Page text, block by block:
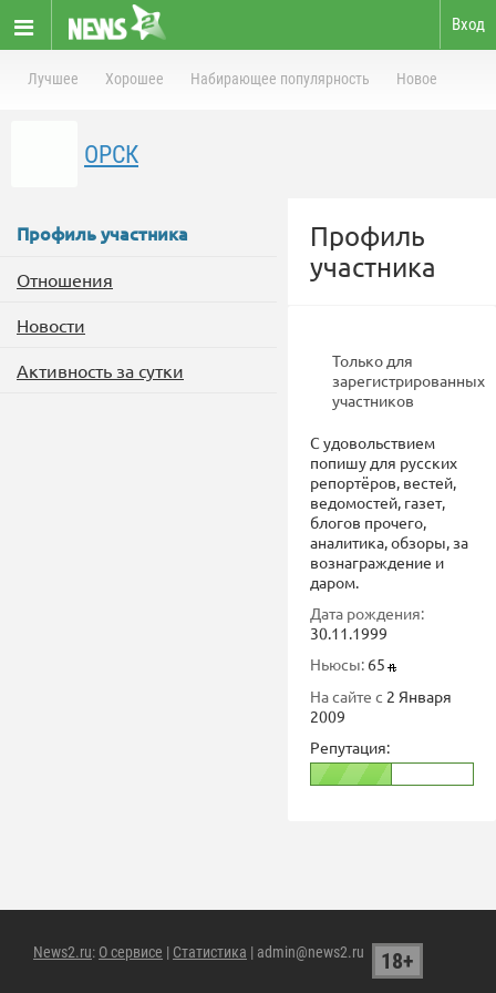
Вход
Лучшее Хорошее Набирающее популярность Новое
ОРСК
Профиль участника
Отношения
Новости
Активность за сутки
Профиль
участника
Только для
зарегистрированных
участников
С удовольствием
попишу для русских
репортёров, вестей,
ведомостей, газет,
блогов прочего,
аналитика, обзоры, за
вознаграждение и
даром.
Дата рождения:
30.11.1999
Ньюсы: 65
На сайте с 2 Января
2009
Репутация:
News2.ru: О сервисе | Статистика | admin@news2.ru 18+